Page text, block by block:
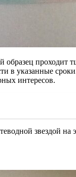
проходит
в указанные
интересов.
звездой на